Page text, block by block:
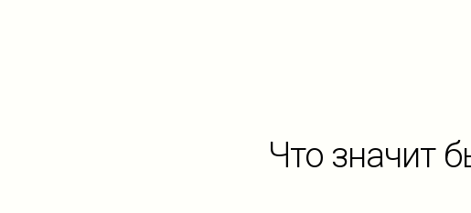
Что значит